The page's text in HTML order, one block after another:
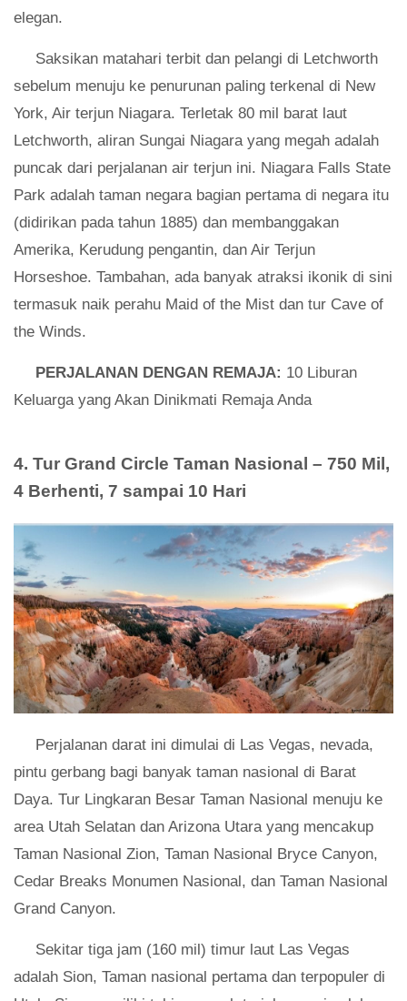
elegan.
Saksikan matahari terbit dan pelangi di Letchworth
sebelum menuju ke penurunan paling terkenal di New
York, Air terjun Niagara. Terletak 80 mil barat laut
Letchworth, aliran Sungai Niagara yang megah adalah
puncak dari perjalanan air terjun ini. Niagara Falls State
Park adalah taman negara bagian pertama di negara itu
(didirikan pada tahun 1885) dan membanggakan
Amerika, Kerudung pengantin, dan Air Terjun
Horseshoe. Tambahan, ada banyak atraksi ikonik di sini
termasuk naik perahu Maid of the Mist dan tur Cave of
the Winds.
PERJALANAN DENGAN REMAJA: 10 Liburan
Keluarga yang Akan Dinikmati Remaja Anda
4. Tur Grand Circle Taman Nasional – 750 Mil,
4 Berhenti, 7 sampai 10 Hari
Perjalanan darat ini dimulai di Las Vegas, nevada,
pintu gerbang bagi banyak taman nasional di Barat
Daya. Tur Lingkaran Besar Taman Nasional menuju ke
area Utah Selatan dan Arizona Utara yang mencakup
Taman Nasional Zion, Taman Nasional Bryce Canyon,
Cedar Breaks Monumen Nasional, dan Taman Nasional
Grand Canyon.
Sekitar tiga jam (160 mil) timur laut Las Vegas
adalah Sion, Taman nasional pertama dan terpopuler di